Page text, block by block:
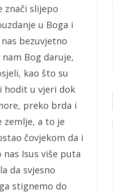
znači slijepo
u Boga i
bezuvjetno
Bog daruje,
kao što su
hodit u vjeri dok
preko brda i
zemlje, a to je
čovjekom da i
Isus više puta
da svjesno
stignemo do